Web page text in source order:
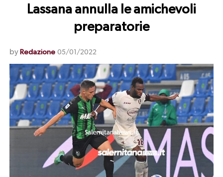
Lassana annulla le amichevoli
preparatorie
by Redazione 05/01/2022